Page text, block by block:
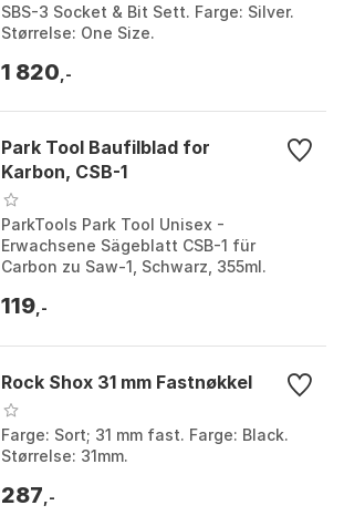
SBS-3 Socket & Bit Sett. Farge: Silver.
Størrelse: One Size.
1 820 ,-
Park Tool Baufilblad for
Karbon, CSB-1
ParkTools Park Tool Unisex -
Erwachsene Sägeblatt CSB-1 für
Carbon zu Saw-1, Schwarz, 355ml.
119 ,-
Rock Shox 31 mm Fastnøkkel
Farge: Sort; 31 mm fast. Farge: Black.
Størrelse: 31mm.
287 ,-